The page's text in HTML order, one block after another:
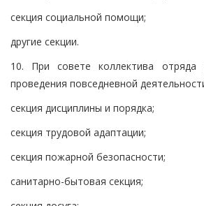
секция социальной помощи;
другие секции.
10. При совете коллектива отряда
проведения повседневной
секция дисциплины и порядка;
секция трудовой адаптации;
секция пожарной безопасности;
санитарно-бытовая секция;